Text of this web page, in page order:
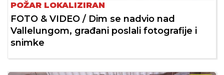
POŽAR LOKALIZIRAN
FOTO & VIDEO / Dim se nadvio nad
Vallelungom, građani poslali fotografije i
snimke